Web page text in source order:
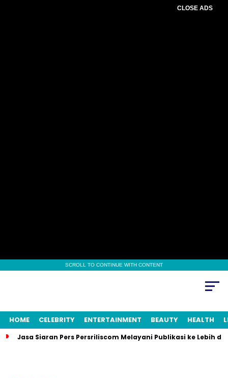
CLOSE ADS
SCROLL TO CONTINUE WITH CONTENT
HOME CELEBRITY ENTERTAINMENT BEAUTY HEALTH
Jasa Siaran Pers Persriliscom Melayani Publikasi ke Lebih